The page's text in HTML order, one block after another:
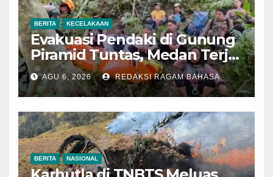
BERITA KECELAKAAN
Evakuasi Pendaki di Gunung
Piramid Tuntas, Medan Terjal
Jadi Tantangan Utama
AGU 6, 2026 REDAKSI RAGAM BAHASA
BERITA NASIONAL